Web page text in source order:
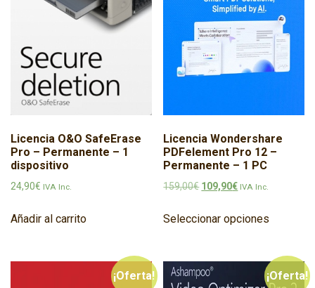
Licencia O&O SafeErase
Pro – Permanente – 1
dispositivo
24,90€ IVA Inc.
Añadir al carrito
Licencia Wondershare
PDFelement Pro 12 –
Permanente – 1 PC
159,00€ El precio original era:
109,90€El precio actual
IVA Inc.
Seleccionar opciones
¡Oferta! ¡Oferta!